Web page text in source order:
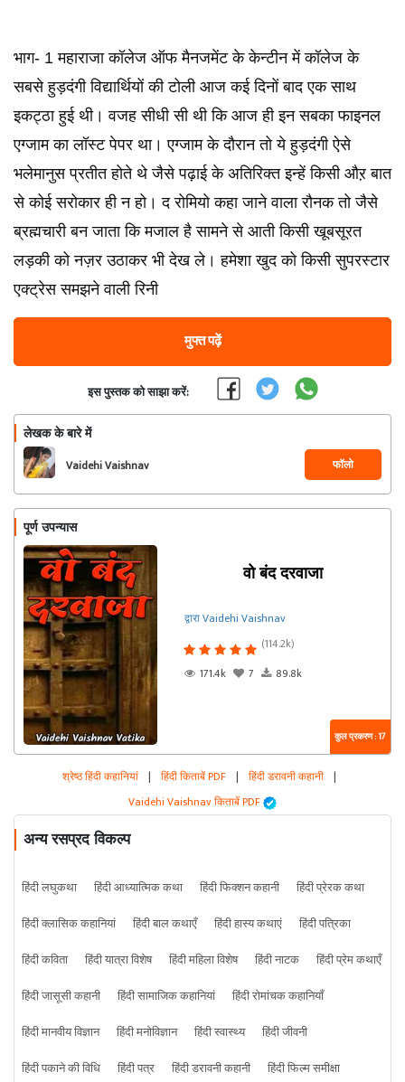
भाग- 1 महाराजा कॉलेज ऑफ मैनजमेंट के केन्टीन में कॉलेज के
सबसे हुड़दंगी विद्यार्थियों की टोली आज कई दिनों बाद एक साथ
इकट्ठा हुई थी। वजह सीधी सी थी कि आज ही इन सबका फाइनल
एग्जाम का लॉस्ट पेपर था। एग्जाम के दौरान तो ये हुड़दंगी ऐसे
भलेमानुस प्रतीत होते थे जैसे पढ़ाई के अतिरिक्त इन्हें किसी औऱ बात
से कोई सरोकार ही न हो। द रोमियो कहा जाने वाला रौनक तो जैसे
ब्रह्मचारी बन जाता कि मजाल है सामने से आती किसी खूबसूरत
लड़की को नज़र उठाकर भी देख ले। हमेशा खुद को किसी सुपरस्टार
एक्ट्रेस समझने वाली रिनी
मुफ्त पढ़ें
इस पुस्तक को साझा करें:
लेखक के बारे में
Vaidehi Vaishnav फॉलो
पूर्ण उपन्यास
वो बंद दरवाजा
द्वारा Vaidehi Vaishnav
(114.2k)
171.4k
7 89.8k
कुल प्रकरण : 17
श्रेष्ठ हिंदी कहानियां | हिंदी किताबें PDF | हिंदी डरावनी कहानी |
Vaidehi Vaishnav किताबें PDF
अन्य रसप्रद विकल्प
हिंदी लघुकथा हिंदी आध्यात्मिक कथा हिंदी फिक्शन कहानी
हिंदी प्रेरक कथा
हिंदी क्लासिक कहानियां
हिंदी बाल कथाएँ हिंदी हास्य कथाएं
हिंदी पत्रिका
हिंदी कविता
हिंदी यात्रा विशेष हिंदी महिला विशेष हिंदी नाटक
हिंदी प्रेम कथाएँ
हिंदी जासूसी कहानी
हिंदी सामाजिक कहानियां
हिंदी रोमांचक कहानियाँ
हिंदी मानवीय विज्ञान
हिंदी मनोविज्ञान हिंदी स्वास्थ्य
हिंदी जीवनी
हिंदी पकाने की विधि
हिंदी पत्र हिंदी डरावनी कहानी हिंदी फिल्म समीक्षा